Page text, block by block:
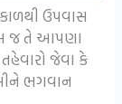
ઉપવાસ
જ તે આપણા
જેવા કે
ભગવાન